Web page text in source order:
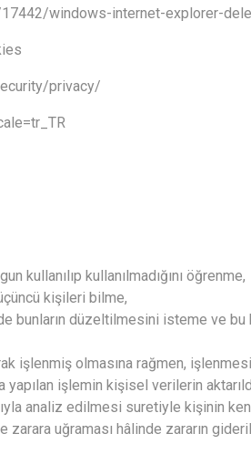
windows-internet-explorer-
privacy/
kullanılıp kullanılmadığını öğrenme,
kişileri bilme,
bunların düzeltilmesini isteme ve
işlenmiş olmasına rağmen,
işlemin kişisel verilerin
analiz edilmesi suretiyle kişinin
uğraması hâlinde zararın